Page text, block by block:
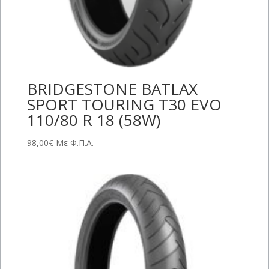
BRIDGESTONE BATLAX
SPORT TOURING T30 EVO
110/80 R 18 (58W)
98,00€ Με Φ.Π.Α.